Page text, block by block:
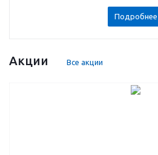
Подробнее
Акции Все акции